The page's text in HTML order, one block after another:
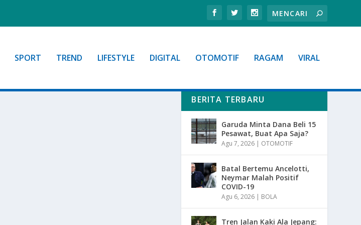
SPORT TREND LIFESTYLE DIGITAL OTOMOTIF RAGAM VIRAL
BERITA TERBARU
Garuda Minta Dana Beli 15
Pesawat, Buat Apa Saja?
Agu 7, 2026 | OTOMOTIF
Batal Bertemu Ancelotti,
Neymar Malah Positif
COVID-19
Agu 6, 2026 | BOLA
Tren Jalan Kaki Ala Jepang: